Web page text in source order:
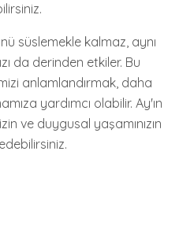
süslemekle kalmaz, aynı
da derinden etkiler. Bu
anlamlandırmak, daha
yardımcı olabilir. Ay'ın
ve duygusal yaşamınızın